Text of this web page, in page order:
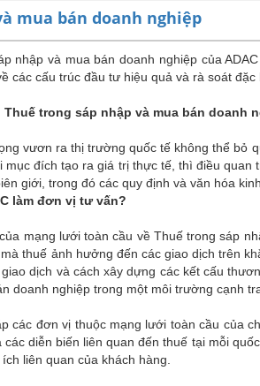
mua bán doanh nghiệp
nhập và mua bán doanh nghiệp của
các cấu trúc đầu tư hiệu quả và rà soát
trong sáp nhập và mua bán doanh
vươn ra thị trường quốc tế không thể bỏ
mục đích tạo ra giá trị thực tế, thì điều
giới, trong đó các quy định và văn hóa
làm đơn vị tư vấn?
mạng lưới toàn cầu về Thuế trong sáp
thuế ảnh hưởng đến các giao dịch trên
dịch và cách xây dựng các kết cấu
doanh nghiệp trong một môi trường cạnh
các đơn vị thuộc mạng lưới toàn cầu của
diễn biến liên quan đến thuế tại mỗi
liên quan của khách hàng.